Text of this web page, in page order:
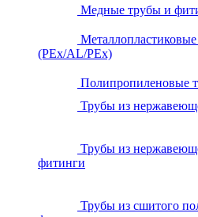
Медные трубы и
(PEx/AL/PEx)
Полипропиленовые
Трубы из
Трубы из
фитинги
Трубы из сшитого